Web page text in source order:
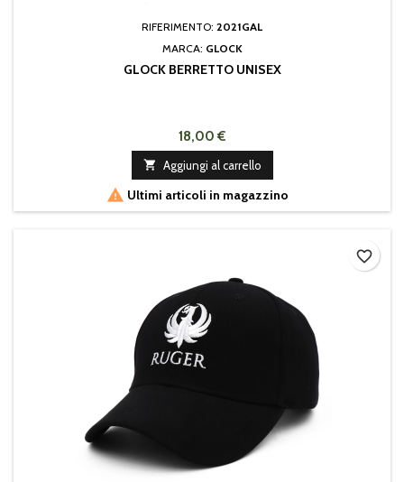
RIFERIMENTO: 2021GAL
MARCA: GLOCK
GLOCK BERRETTO UNISEX
18,00 €
 Aggiungi al carrello
 Ultimi articoli in magazzino
favorite_border